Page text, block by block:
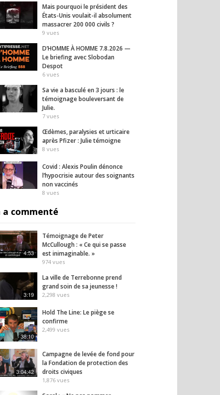
des soignants non
pharmaceutiques : La HAS
passe à l’attaque !
8vues
Mais pourquoi le président des
États-Unis voulait-il absolument
massacrer 200 000 civils ?
9 vues
D’HOMME À HOMME 7.8.2026 —
Le briefing avec Slobodan
Despot
6 vues
Sa vie a basculé en 3 jours : le
témoignage bouleversant de
Julie.
7 vues
Œdèmes, paralysies et urticaire
après Pfizer : Julie témoigne
8 vues
Covid : Alexis Poulin dénonce
l’hypocrisie autour des soignants
non vaccinés
8 vues
a commenté
4:53
Témoignage de Peter
McCullough : « Ce qui se passe
est inimaginable. »
974 vues
3:19
La ville de Terrebonne prend
grand soin de sa jeunesse !
2,298 vues
38:10
Hold The Line: Le piège se
confirme
2,499 vues
3:04:42
Campagne de levée de fond pour
la Fondation de protection des
droits civiques
1,876 vues